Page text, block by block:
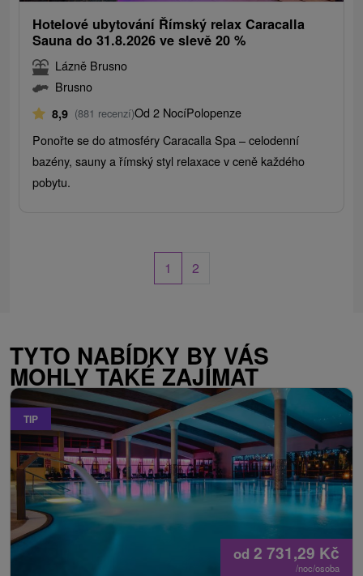
Hotelové ubytování Římský relax Caracalla
Sauna do 31.8.2026 ve slevě 20 %
Lázně Brusno
Brusno
8,9 (881 recenzí)Od 2 NocíPolopenze
Ponořte se do atmosféry Caracalla Spa – celodenní
bazény, sauny a římský styl relaxace v ceně každého
pobytu.
1 2
TYTO NABÍDKY BY VÁS
MOHLY TAKÉ ZAJÍMAT
TIP
od 2 731,29 Kč
/noc/osoba